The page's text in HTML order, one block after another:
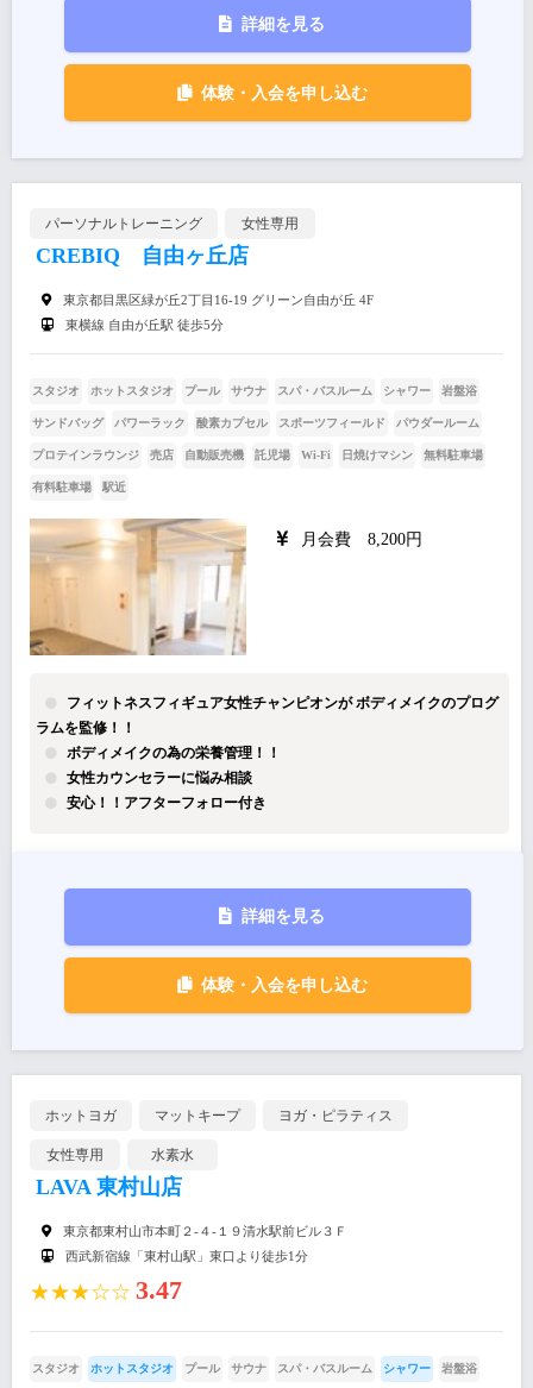
詳細を見る
体験・入会を申し込む
パーソナルトレーニング 女性専用
CREBIQ 自由ヶ丘店
東京都目黒区緑が丘2丁目16-19 グリーン自由が丘 4F
東横線 自由が丘駅 徒歩5分
スタジオ ホットスタジオ プール サウナ スパ・バスルーム シャワー 岩盤浴
サンドバッグ パワーラック 酸素カプセル スポーツフィールド パウダールーム
プロテインラウンジ 売店 自動販売機 託児場 Wi-Fi 日焼けマシン 無料駐車場
有料駐車場 駅近
月会費 8,200円
フィットネスフィギュア女性チャンピオンが ボディメイクのプログ
ラムを監修！！
ボディメイクの為の栄養管理！！
女性カウンセラーに悩み相談
安心！！アフターフォロー付き
詳細を見る
体験・入会を申し込む
ホットヨガ マットキープ ヨガ・ピラティス
女性専用 水素水
LAVA 東村山店
東京都東村山市本町２-４-１９清水駅前ビル３Ｆ
西武新宿線「東村山駅」東口より徒歩1分
★★★☆☆ 3.47
スタジオ ホットスタジオ プール サウナ スパ・バスルーム シャワー 岩盤浴